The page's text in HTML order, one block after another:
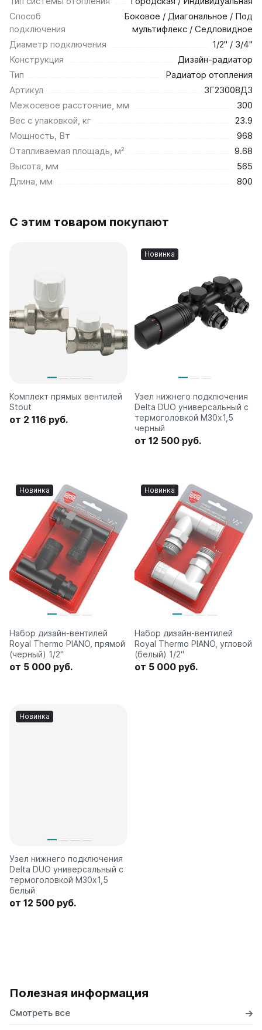
Способ
подключения
Боковое / Диагональное / Под
мультифлекс / Седловидное
Диаметр подключения
1/2" / 3/4"
Конструкция
Дизайн-радиатор
Тип
Радиатор отопления
Артикул
ЗГ23008Д3
Межосевое расстояние, мм
300
Вес с упаковкой, кг
23.9
Мощность, Вт
968
Отапливаемая площадь, м²
9.68
Высота, мм
565
Длина, мм
800
С этим товаром покупают
Комплект прямых вентилей
Stout
от 2 116 руб.
Новинка
Узел нижнего подключения
Delta DUO универсальный с
термоголовкой М30х1,5
черный
от 12 500 руб.
Новинка
Набор дизайн-вентилей
Royal Thermo PIANO, прямой
(черный) 1/2"
от 5 000 руб.
Новинка
Набор дизайн-вентилей
Royal Thermo PIANO, угловой
(белый) 1/2"
от 5 000 руб.
Новинка
Узел нижнего подключения
Delta DUO универсальный с
термоголовкой М30х1,5
белый
от 12 500 руб.
Полезная информация
Смотреть все